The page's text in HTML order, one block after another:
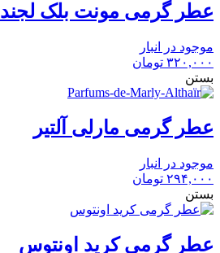
عطر گرمی مونت بلک لجند
موجود در انبار
۳۲۰,۰۰۰ تومان
بستن
عطر گرمی مارلی آلتیر
موجود در انبار
۲۹۴,۰۰۰ تومان
بستن
عطر گرمی کرید اونتوس